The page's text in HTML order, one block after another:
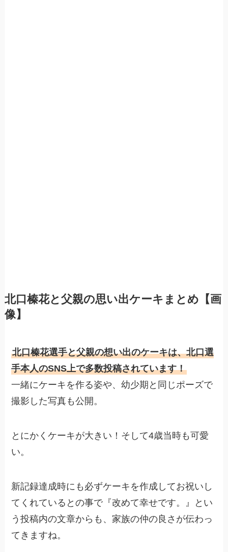
北口榛花と父親の思い出ケーキまとめ【画
像】
北口榛花選手と父親の想い出のケーキは、北口選
手本人のSNS上で多数投稿されています！
一緒にケーキを作る姿や、幼少期と同じポーズで
撮影した写真も公開。
とにかくケーキが大きい！そして4歳当時も可愛
い。
新記録達成時にも必ずケーキを作成してお祝いし
てくれているとの事で『改めて幸せです。』とい
う投稿内の文章からも、家族の仲の良さが伝わっ
てきますね。